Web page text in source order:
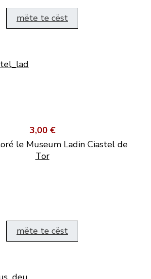
mëte te cëst
3,00 €
le Museum Ladin Ciastel de
Tor
mëte te cëst